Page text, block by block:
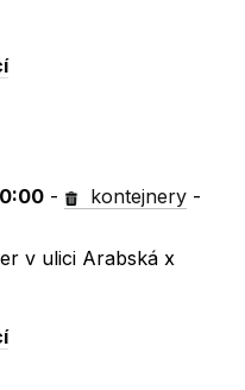
- kontejnery -
v ulici Arabská x